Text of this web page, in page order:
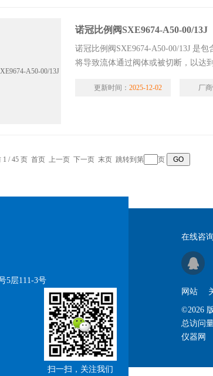
诺冠比例阀SXE9674-A50-00/13J
诺冠比例阀SXE9674-A50-00/13J 是
将导致流体通过阀体或被切断，以达
更新时间：2025-12-02 厂
1 / 45 页 首页 上一页 下一页 末页 跳转到第 页
5层111-3号
扫一扫，关注我们
在线咨询
网站
©2026
总访问量
仪器网